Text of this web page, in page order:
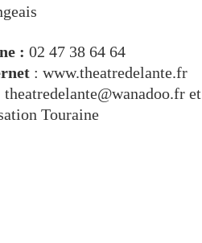
: 02 47 38 64 64
: www.theatredelante.fr
theatredelante@wanadoo.fr
Touraine